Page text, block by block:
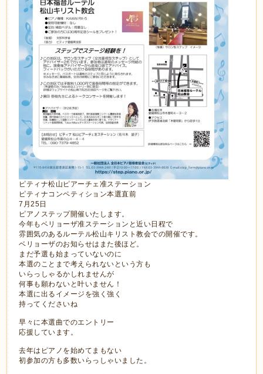
ピティナ松山ピアーチェ准ステーション
ピティナコンペティション本選直前
7月25日
ピアノステップ開催いたします。
今年もベリョーザ准ステーションと近い日程で
雰囲気のあるルーテル松山キリスト教会での開催です。
ベリョーザのお知らせはまた後ほど。
まだ予選も始まっていないのに
本選のことまで考えられないという方も
いらっしゃるかしれませんが
何事も願わないと叶いません！
本選に出るイメージを強く強く
持ってくださいね
早々に本選曲でのエントリー
応援しています。
去年はピアノを始めてまもない
初参加の方も多数いらっしゃいました。